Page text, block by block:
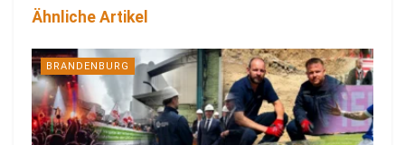
Ähnliche Artikel
BRANDENBURG